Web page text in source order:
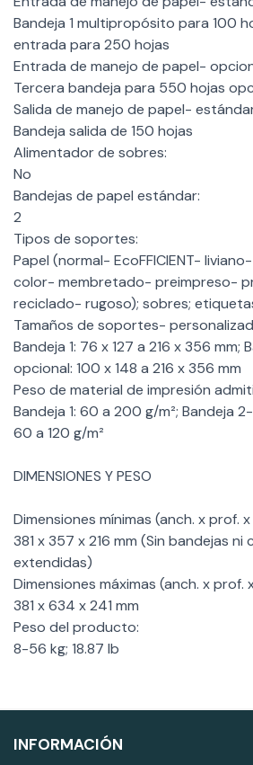
Bandeja 1 multipropósito para 100
entrada para 250 hojas
Entrada de manejo de papel-
Tercera bandeja para 550 hojas
Salida de manejo de papel-
Bandeja salida de 150 hojas
Alimentador de sobres:
No
Bandejas de papel estándar:
2
Tipos de soportes:
Papel (normal- EcoFFICIENT-
color- membretado- preimpreso-
reciclado- rugoso); sobres;
Tamaños de soportes-
Bandeja 1: 76 x 127 a 216 x 356 mm;
opcional: 100 x 148 a 216 x 356 mm
Peso de material de impresión
Bandeja 1: 60 a 200 g/m²; Bandeja
60 a 120 g/m²
DIMENSIONES Y PESO
Dimensiones mínimas (anch. x prof.
381 x 357 x 216 mm (Sin bandejas ni
extendidas)
Dimensiones máximas (anch. x prof.
381 x 634 x 241 mm
Peso del producto:
8-56 kg; 18.87 Ib
INFORMACIÓN